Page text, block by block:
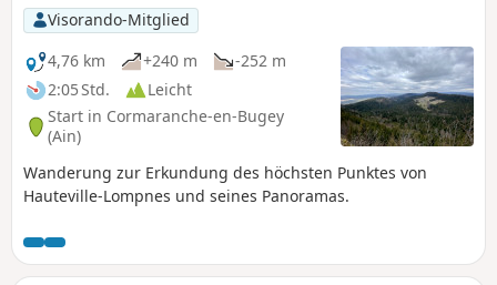
Châteauneuf und dem Puits des Tines.
Visorando-Mitglied
4,76 km
+240 m
-252 m
2:05 Std.
Leicht
Start in Cormaranche-en-Bugey
(Ain)
Wanderung zur Erkundung des höchsten Punktes von
Hauteville-Lompnes und seines Panoramas.